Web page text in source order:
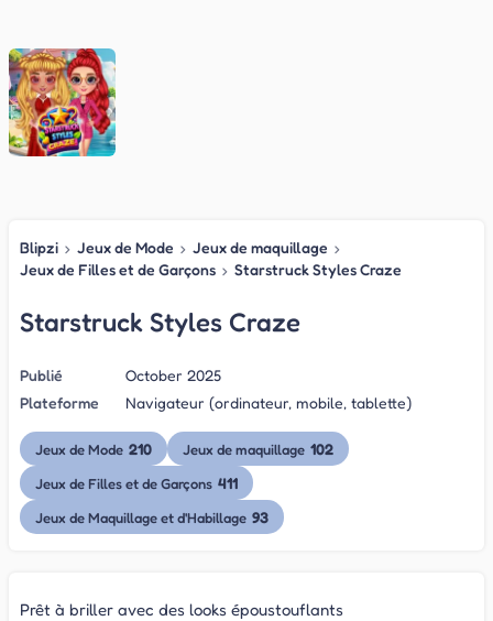
Blipzi › Jeux de Mode › Jeux de maquillage ›
Jeux de Filles et de Garçons › Starstruck Styles Craze
Starstruck Styles Craze
Publié
October 2025
Plateforme
Navigateur (ordinateur, mobile, tablette)
Jeux de Mode 210 Jeux de maquillage 102
Jeux de Filles et de Garçons 411
Jeux de Maquillage et d'Habillage 93
Prêt à briller avec des looks époustouflants